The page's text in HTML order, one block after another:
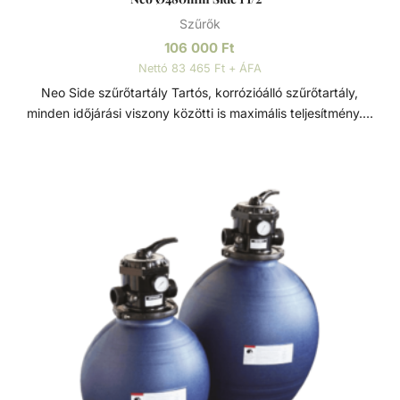
Szűrők
106 000 Ft
Nettó 83 465 Ft + ÁFA
Neo Side szűrőtartály Tartós, korrózióálló szűrőtartály,
minden időjárási viszony közötti is maximális teljesítmény. 7
szervizeléshez. A felső diffúzor biztosítja a víz egyenletes
eloszlását a homokágy tetején; ami sima, szabadon áramló
teljesítményt biztosít. Precíziósan megtervezett öntisztító
oldalsó csatornák a kiegyensúlyozott áramlás és
visszamosás, valamint a könnyű szervizelhetőség
folyamatos vízforgatással és szűréssel tudjuk fenn tartani.
Az álló vízben, melyet süt a nap, könnyedén
elszaporodhatnak az algák és más szennyeződések,
melyek nem csak a látványt rontják, de a fürdőzők